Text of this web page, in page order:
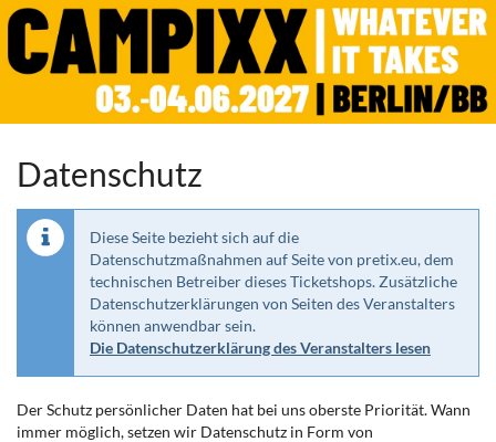
Zum
Haupt-
Inhalt
CAMPIXX
2027
bis
4.
2027
Datenschutz
Diese Seite bezieht sich auf die
Datenschutzmaßnahmen auf Seite von pretix.eu, dem
technischen Betreiber dieses Ticketshops. Zusätzliche
Datenschutzerklärungen von Seiten des Veranstalters
können anwendbar sein.
Die Datenschutzerklärung des Veranstalters lesen
Der Schutz persönlicher Daten hat bei uns oberste Priorität. Wann
immer möglich, setzen wir Datenschutz in Form von